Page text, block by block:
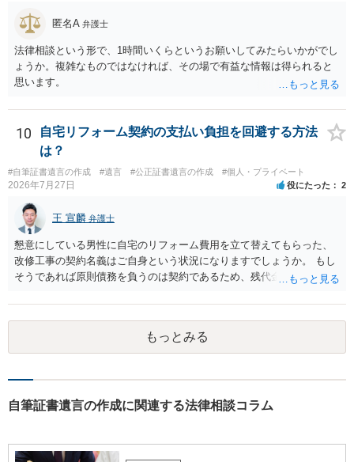
匿名A 弁護士
法律相談という形で、1時間いくらというお願いしてみたらいかがでし
ょうか。複雑なものではなければ、その場で有益な情報は得られると
思います。
10
自宅リフォーム契約の支払い負担を回避する方法
は？
#自筆証書遺言の作成 #遺言 #公正証書遺言の作成 #個人・プライベート
2026年7月27日 役にたった 2
王 宣麟 弁護士
懇意にしている男性に自宅のリフォーム費用を立て替えてもらった、
改修工事の契約名義はご自身という状況になりますでしょうか。 もし
そうであれば原則債務を負うのは契約であるため、残代金を捻出して
ます。 入籍した場合でも、原則契約者が単独で全ての債務を負うこと
には変わりがありません。 なかなか対応に難しい案件であり、公開の
場でアドバイスを行うのも限界があるように思われますので、資料等
を持参のうえ個別に弁護士に相談されることをお勧めします。
もっとみる
自筆証書遺言の作成に関連する法律相談コラム